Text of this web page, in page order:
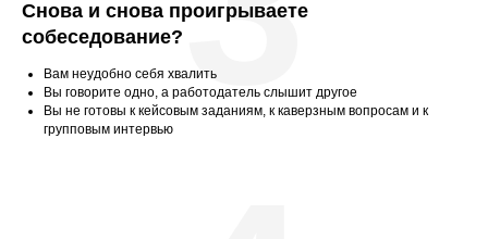
Снова и снова проигрываете
собеседование?
Вам неудобно себя хвалить
Вы говорите одно, а работодатель слышит другое
Вы не готовы к кейсовым заданиям, к каверзным вопросам и к
групповым интервью